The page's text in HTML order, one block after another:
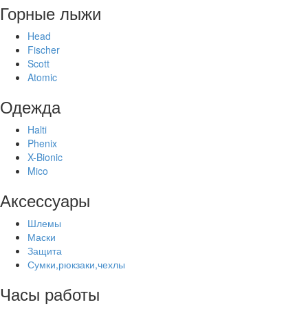
Горные лыжи
Head
Fischer
Scott
Atomic
Одежда
Halti
Phenix
X-Bionic
Mico
Аксессуары
Шлемы
Маски
Защита
Сумки,рюкзаки,чехлы
Часы работы